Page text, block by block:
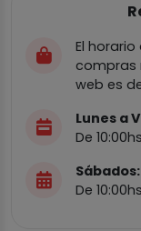
El
compras
web es
Lunes a
De
Sábados:
De